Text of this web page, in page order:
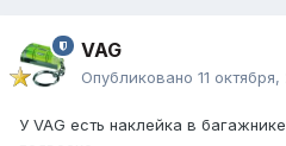
VAG
Опубликовано 11 октября,
У VAG есть наклейка в